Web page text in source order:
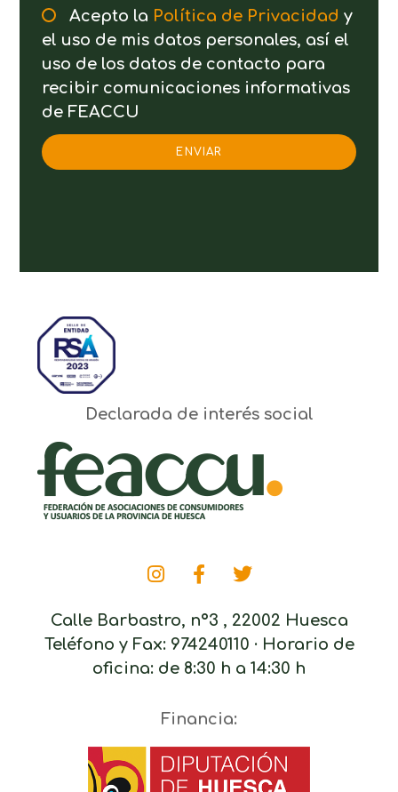
Acepto la Política de Privacidad y
el uso de mis datos personales, así el
uso de los datos de contacto para
recibir comunicaciones informativas
de FEACCU
ENVIAR
Declarada de interés social
Calle Barbastro, nº3 , 22002 Huesca
Teléfono y Fax: 974240110 · Horario de
oficina: de 8:30 h a 14:30 h
Financia: